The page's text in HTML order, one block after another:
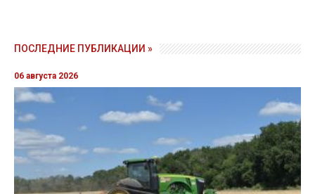
ПОСЛЕДНИЕ ПУБЛИКАЦИИ »
06 августа 2026